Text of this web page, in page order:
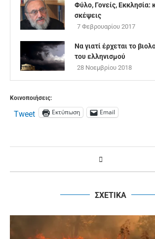
Φύλο, Γονείς, Εκκλησία:
σκέψεις
7 Φεβρουαρίου 2017
Να γιατί έρχεται το
του ελληνισμού
28 Νοεμβρίου 2018
Κοινοποιήσεις:
Tweet Εκτύπωση Email
ΣΧΕΤΙΚΑ